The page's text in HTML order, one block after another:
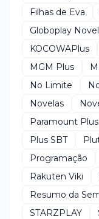
Filhas de Eva
Globoplay
KOCOWAPlus
MGM Plus
No Limite
Novelas
Paramount Plus
Plus SBT
Programação
Rakuten Viki
Resumo da
STARZPLAY